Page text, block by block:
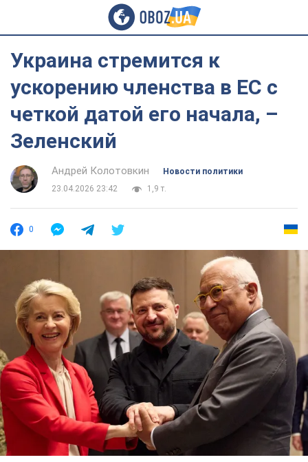
Украина стремится к
ускорению членства в ЕС с
четкой датой его начала, –
Зеленский
Андрей Колотовкин
Новости политики
23.04.2026 23:42
1,9 т.
0